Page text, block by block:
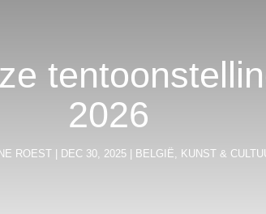
2026
ROEST| DEC 30, 2025| BELGIË KUNST &